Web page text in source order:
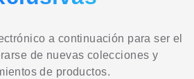
a continuación para ser el
de nuevas colecciones y
de productos.